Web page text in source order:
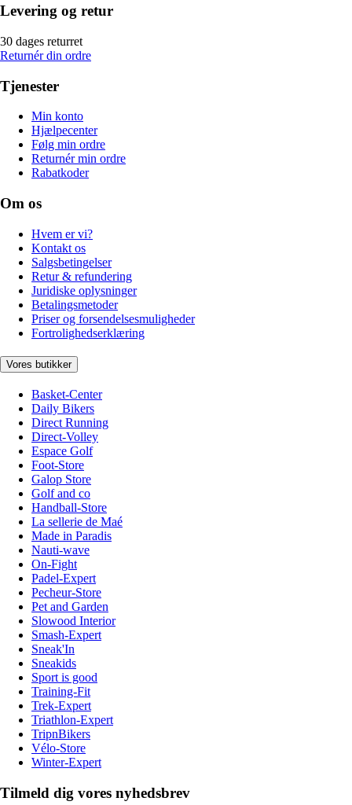
Levering og retur
30 dages returret
Returnér din ordre
Tjenester
Min konto
Hjælpecenter
Følg min ordre
Returnér min ordre
Rabatkoder
Om os
Hvem er vi?
Kontakt os
Salgsbetingelser
Retur & refundering
Juridiske oplysninger
Betalingsmetoder
Priser og forsendelsesmuligheder
Fortrolighedserklæring
Vores butikker
Basket-Center
Daily Bikers
Direct Running
Direct-Volley
Espace Golf
Foot-Store
Galop Store
Golf and co
Handball-Store
La sellerie de Maé
Made in Paradis
Nauti-wave
On-Fight
Padel-Expert
Pecheur-Store
Pet and Garden
Slowood Interior
Smash-Expert
Sneak'In
Sneakids
Sport is good
Training-Fit
Trek-Expert
Triathlon-Expert
TripnBikers
Vélo-Store
Winter-Expert
Tilmeld dig vores nyhedsbrev